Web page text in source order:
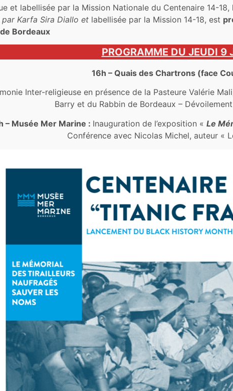
et labellisée par la Mission Nationale du Centenaire 14-
par Karfa Sira Diallo et labellisée par la Mission 14-18, est
Bordeaux
PROGRAMME DU JEUDI
16h – Quais des Chartrons (face
Inter-religieuse en présence de la Pasteure Valérie
Barry et du Rabbin de Bordeaux –
– Musée Mer Marine : Inauguration de l’exposition « Le
Conférence avec Nicolas Michel, auteur «